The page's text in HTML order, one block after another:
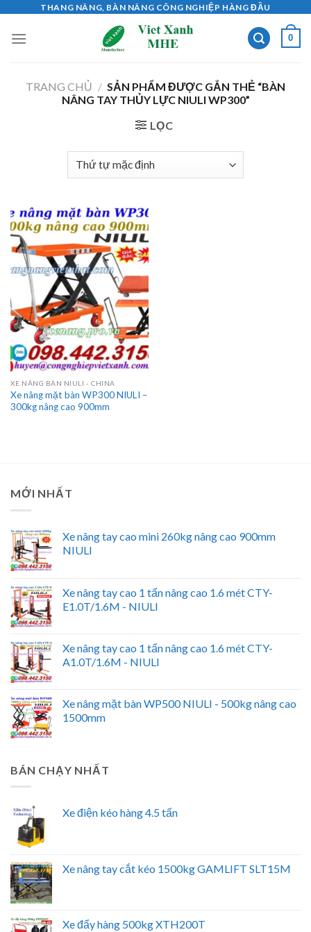
content
THANG NÂNG, BÀN NÂNG CÔNG NGHIỆP HÀNG ĐẦU
0
TRANG CHỦ / SẢN PHẨM ĐƯỢC GẮN THẺ “BÀN
NÂNG TAY THỦY LỰC NIULI WP300”
LỌC
XE NÂNG BÀN NIULI - CHINA
Xe nâng mặt bàn WP300 NIULI –
300kg nâng cao 900mm
MỚI NHẤT
Xe nâng tay cao mini 260kg nâng cao 900mm
NIULI
Xe nâng tay cao 1 tấn nâng cao 1.6 mét CTY-
E1.0T/1.6M - NIULI
Xe nâng tay cao 1 tấn nâng cao 1.6 mét CTY-
A1.0T/1.6M - NIULI
Xe nâng mặt bàn WP500 NIULI - 500kg nâng cao
1500mm
BÁN CHẠY NHẤT
Xe điện kéo hàng 4.5 tấn
Xe nâng tay cắt kéo 1500kg GAMLIFT SLT15M
Xe đẩy hàng 500kg XTH200T